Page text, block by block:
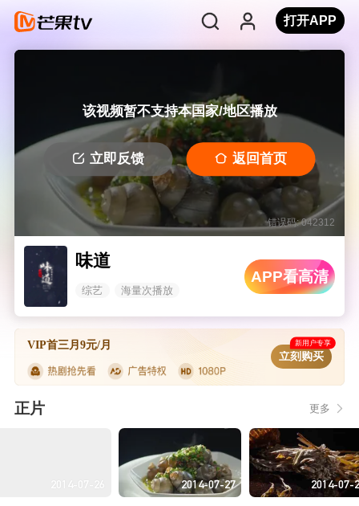
打开APP
该视频暂不支持本国家/地区播放
立即反馈 返回首页
错误码: 042312
味道
综艺 海量次播放
APP看高清
VIP首三月9元/月 新用户专享
立刻购买
正片 更多
2014-07-26 2014-07-27 2014-07-